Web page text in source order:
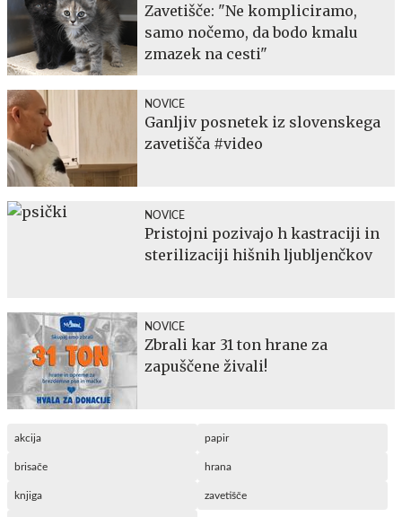
Zavetišče: "Ne kompliciramo,
samo nočemo, da bodo kmalu
zmazek na cesti"
NOVICE
Ganljiv posnetek iz slovenskega
zavetišča #video
NOVICE
Pristojni pozivajo h kastraciji in
sterilizaciji hišnih ljubljenčkov
NOVICE
Zbrali kar 31 ton hrane za
zapuščene živali!
akcija papir
brisače hrana
knjiga zavetišče